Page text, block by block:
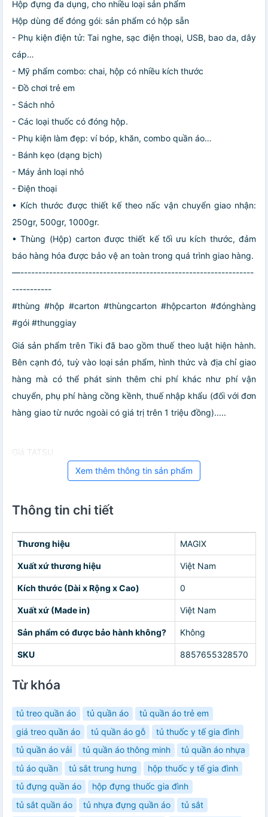
Hộp đựng đa dụng, cho nhiều loại sản phẩm
Hộp dùng để đóng gói: sản phẩm có hộp sẵn
- Phụ kiện điện tử: Tai nghe, sạc điện thoại, USB, bao da, dây
cáp…
- Mỹ phẩm combo: chai, hộp có nhiều kích thước
- Đồ chơi trẻ em
- Sách nhỏ
- Các loại thuốc có đóng hộp.
- Phụ kiện làm đẹp: ví bóp, khăn, combo quần áo…
- Bánh kẹo (dạng bịch)
- Máy ảnh loại nhỏ
- Điện thoại
• Kích thước được thiết kế theo nấc vận chuyển giao nhận:
250gr, 500gr, 1000gr.
• Thùng (Hộp) carton được thiết kế tối ưu kích thước, đảm
báo hàng hóa được bảo vệ an toàn trong quá trình giao hàng.
—-----------------------------------------------------------------
-----------
#thùng #hộp #carton #thùngcarton #hộpcarton #đónghàng
#gói #thunggiay
Giá sản phẩm trên Tiki đã bao gồm thuế theo luật hiện hành.
Bên cạnh đó, tuỳ vào loại sản phẩm, hình thức và địa chỉ giao
hàng mà có thể phát sinh thêm chi phí khác như phí vận
chuyển, phụ phí hàng cồng kềnh, thuế nhập khẩu (đối với đơn
hàng giao từ nước ngoài có giá trị trên 1 triệu đồng).....
Giá TATSU
Xem thêm thông tin sản phẩm
Thông tin chi tiết
Thương hiệu MAGIX
Xuất xứ thương hiệu Việt Nam
Kích thước (Dài x Rộng x Cao) 0
Xuất xứ (Made in) Việt Nam
Sản phẩm có được bảo hành không? Không
SKU 8857655328570
Từ khóa
tủ treo quần áo tủ quần áo
tủ quần áo trẻ em
giá treo quần áo
tủ quần áo gỗ
tủ thuốc y tế gia đình
tủ quần áo vải
tủ quần áo thông minh
tủ quần áo nhựa
tủ áo quần
tủ sắt trung hưng
hộp thuốc y tế gia đình
tủ đựng quần áo
hộp đựng thuốc gia đình
tủ sắt quần áo
tủ nhựa đựng quần áo
tủ sắt